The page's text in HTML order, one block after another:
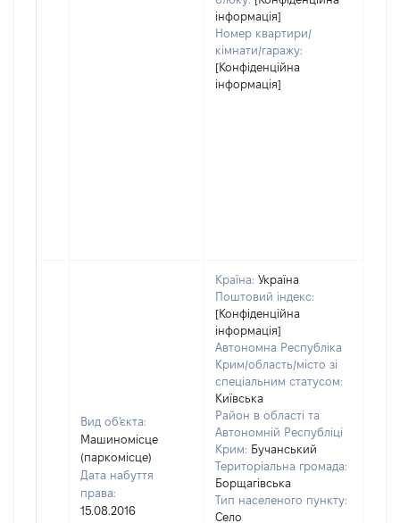
інформація]
Номер квартири/
кімнати/гаражу:
[Конфіденційна
інформація]
Вид об'єкта:
Машиномісце
(паркомісце)
Дата набуття
права:
15.08.2016
Країна: Україна
Поштовий індекс:
[Конфіденційна
інформація]
Автономна Республіка
Крим/область/місто зі
спеціальним статусом:
Київська
Район в області та
Автономній Республіці
Крим: Бучанський
Територіальна громада:
Борщагівська
Тип населеного пункту:
Село